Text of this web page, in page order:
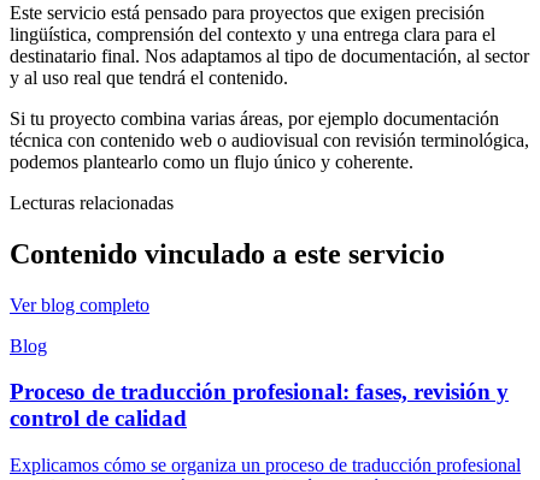
Este servicio está pensado para proyectos que exigen precisión
lingüística, comprensión del contexto y una entrega clara para el
destinatario final. Nos adaptamos al tipo de documentación, al sector
y al uso real que tendrá el contenido.
Si tu proyecto combina varias áreas, por ejemplo documentación
técnica con contenido web o audiovisual con revisión terminológica,
podemos plantearlo como un flujo único y coherente.
Lecturas relacionadas
Contenido vinculado a este servicio
Ver blog completo
Blog
Proceso de traducción profesional: fases, revisión y
control de calidad
Explicamos cómo se organiza un proceso de traducción profesional